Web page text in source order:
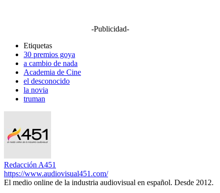
-Publicidad-
Etiquetas
30 premios goya
a cambio de nada
Academia de Cine
el desconocido
la novia
truman
Redacción A451
https://www.audiovisual451.com/
El medio online de la industria audiovisual en español. Desde 2012.